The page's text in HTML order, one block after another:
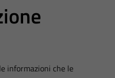
informazioni che le